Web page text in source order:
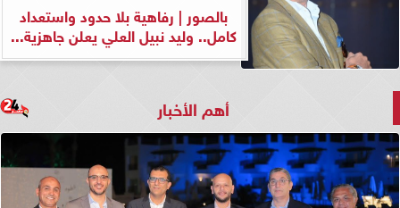
بالصور | رفاهية بلا حدود واستعداد
كامل.. وليد نبيل العلي يعلن جاهزية...
أهم الأخبار